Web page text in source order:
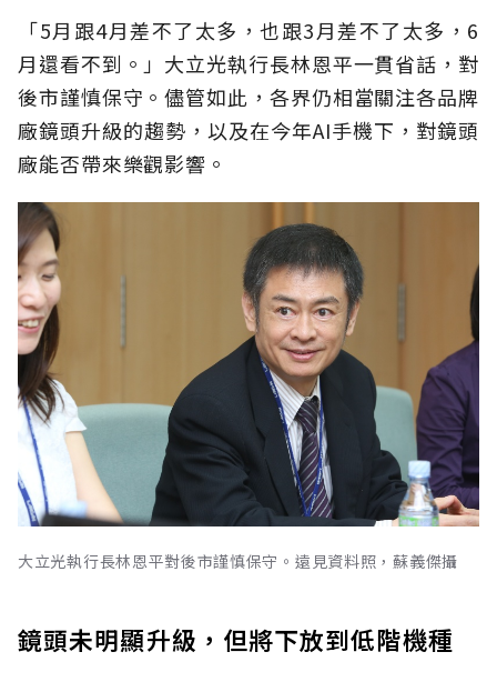
「5月跟4月差不了太多，也跟3月差不了太多，6
月還看不到。」大立光執行長林恩平一貫省話，對
後市謹慎保守。儘管如此，各界仍相當關注各品牌
廠鏡頭升級的趨勢，以及在今年AI手機下，對鏡頭
廠能否帶來樂觀影響。
大立光執行長林恩平對後市謹慎保守。遠見資料照，蘇義傑攝
鏡頭未明顯升級，但將下放到低階機種